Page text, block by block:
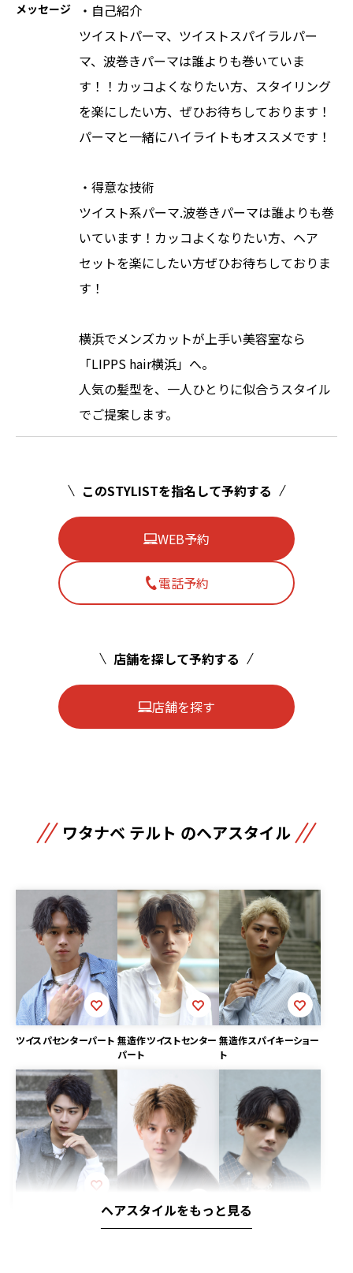
メッセージ
・自己紹介
ツイストパーマ、ツイストスパイラルパー
マ、波巻きパーマは誰よりも巻いていま
す！！カッコよくなりたい方、スタイリング
を楽にしたい方、ぜひお待ちしております！
パーマと一緒にハイライトもオススメです！
・得意な技術
ツイスト系パーマ.波巻きパーマは誰よりも巻
いています！カッコよくなりたい方、ヘア
セットを楽にしたい方ぜひお待ちしておりま
す！
横浜でメンズカットが上手い美容室なら
「LIPPS hair横浜」へ。
人気の髪型を、一人ひとりに似合うスタイル
でご提案します。
このSTYLISTを指名して予約する
WEB予約
電話予約
店舗を探して予約する
店舗を探す
ワタナベ テルト のヘアスタイル
ツイスパセンターパート 無造作ツイストセンター
パート
無造作スパイキーショー
ト
ヘアスタイルをもっと見る